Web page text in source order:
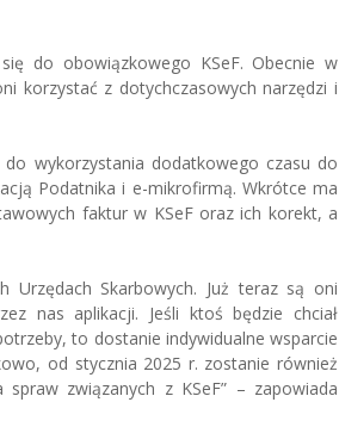
do obowiązkowego KSeF. Obecnie w
korzystać z dotychczasowych narzędzi i
wykorzystania dodatkowego czasu do
Podatnika i e-mikrofirmą. Wkrótce ma
faktur w KSeF oraz ich korekt, a
Urzędach Skarbowych. Już teraz są oni
nas aplikacji. Jeśli ktoś będzie chciał
to dostanie indywidualne wsparcie
od stycznia 2025 r. zostanie również
związanych z KSeF” – zapowiada